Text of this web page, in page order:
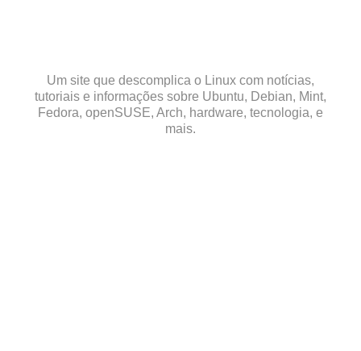
Um site que descomplica o Linux com notícias,
tutoriais e informações sobre Ubuntu, Debian, Mint,
Fedora, openSUSE, Arch, hardware, tecnologia, e
mais.